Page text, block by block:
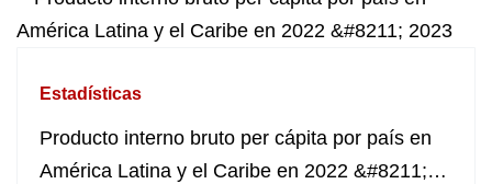
Estadísticas
Producto interno bruto per cápita por país en
América Latina y el Caribe en 2022 &#8211;